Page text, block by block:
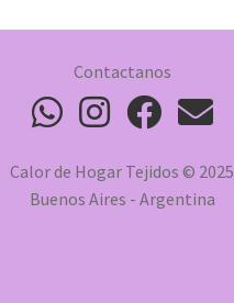
Contactanos
Calor de Hogar Tejidos © 2025
Buenos Aires - Argentina